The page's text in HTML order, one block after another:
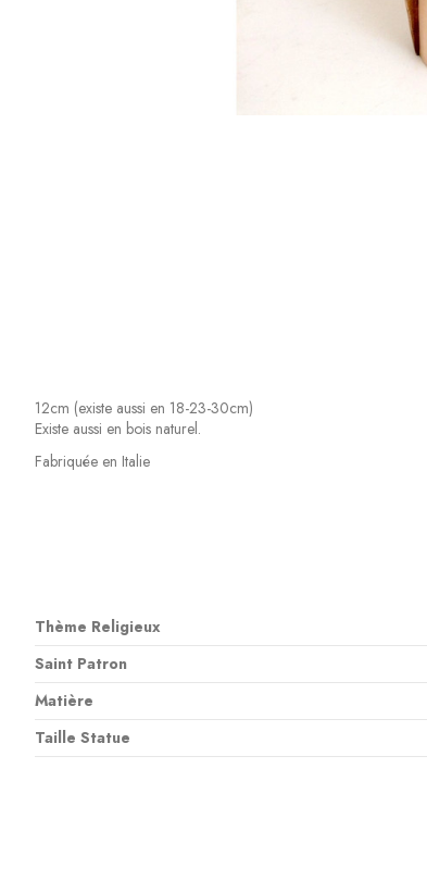
12cm (existe aussi en 18-23-30cm)
Existe aussi en bois naturel.
Fabriquée en Italie
Thème Religieux
Saint Patron
Matière
Taille Statue